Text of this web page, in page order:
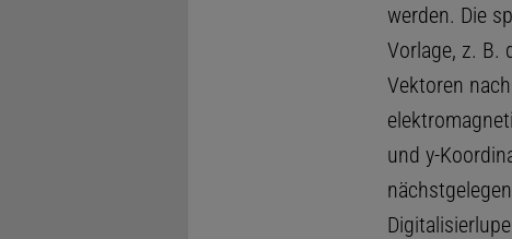
werden. Die
Vorlage, z. B.
Vektoren
und y-